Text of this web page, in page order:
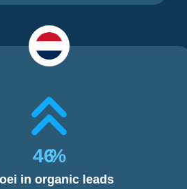
46%
in organic leads